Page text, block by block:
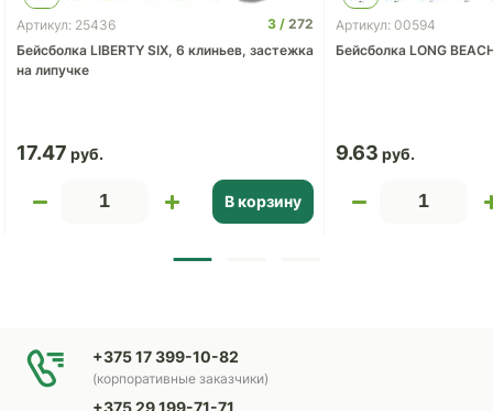
Артикул: 25436 3
272
Бейсболка LIBERTY SIX, 6 клиньев, застежка
на липучке
17.47
В корзину
Артикул: 00594
Бейсболка LONG
9.63
+375 17 399-10-82
(корпоративные заказчики)
+375 29 199-71-71